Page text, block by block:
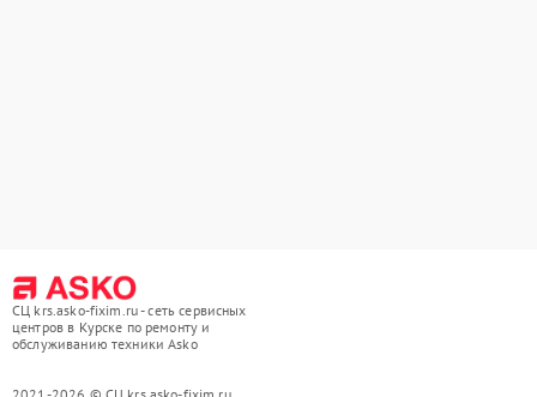
СЦ krs.asko-fixim.ru - сеть сервисных
центров в Курске по ремонту и
обслуживанию техники Asko